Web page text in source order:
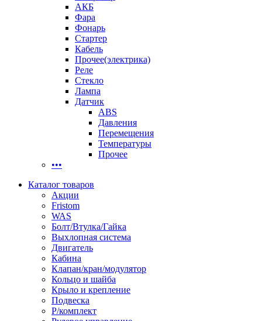
АКБ
Фара
Фонарь
Стартер
Кабель
Прочее(электрика)
Реле
Стекло
Лампа
Датчик
ABS
Давления
Перемещения
Температуры
Прочее
•••
Каталог товаров
Акции
Fristom
WAS
Болт/Втулка/Гайка
Выхлопная система
Двигатель
Кабина
Клапан/кран/модулятор
Кольцо и шайба
Крыло и крепление
Подвеска
Р/комплект